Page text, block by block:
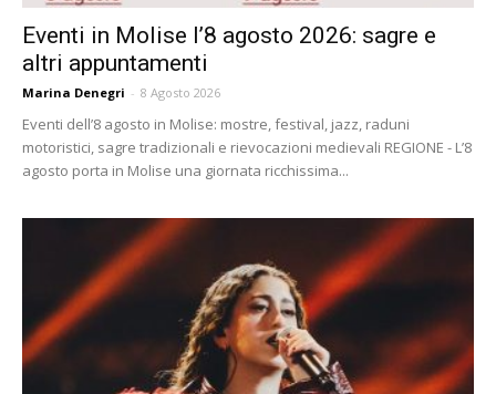
Eventi in Molise l’8 agosto 2026: sagre e
altri appuntamenti
Marina Denegri - 8 Agosto 2026
Eventi dell’8 agosto in Molise: mostre, festival, jazz, raduni
motoristici, sagre tradizionali e rievocazioni medievali REGIONE - L’8
agosto porta in Molise una giornata ricchissima...